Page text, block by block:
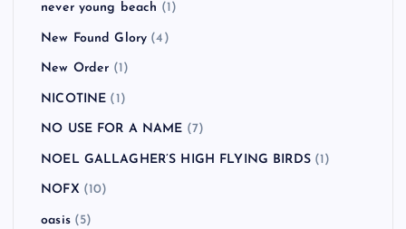
never young beach (1)
New Found Glory (4)
New Order (1)
NICOTINE (1)
NO USE FOR A NAME (7)
NOEL GALLAGHER’S HIGH FLYING BIRDS(1)
NOFX (10)
oasis(5)